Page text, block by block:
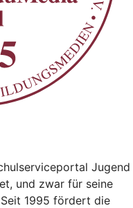
Jugend
und zwar für seine
1995 fördert die